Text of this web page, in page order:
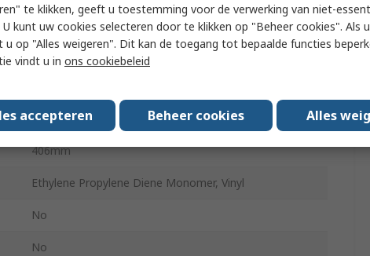
35.1mm
Black
2:1
406mm
Ethylene Propylene Diene Monomer, Vinyl
No
No
te klikken, geeft u toestemming voor de verwerking van niet-
U kunt uw cookies selecteren door te klikken op "Beheer cookies". Als
u op "Alles weigeren". Dit kan de toegang tot bepaalde functies
vindt u in ons cookiebeleid
accepteren Beheer cookies Alles